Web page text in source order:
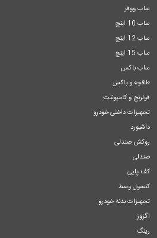
ساب ووفر
ساب 10 اینچ
ساب 12 اینچ
ساب 15 اینچ
ساب باکس
طاقچه و باکس
فولرنج و کامپوننت
تجهیزات داخلی خودرو
داشبورد
روکش صندلی
صندلی
کف پایی
کنسول وسط
تجهیزات بدنه خودرو
اگزوز
رینگ